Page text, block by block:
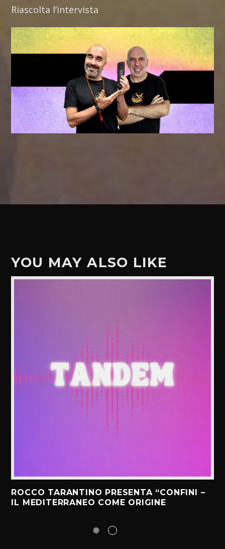
Riascolta l’intervista
YOU MAY ALSO LIKE
ROCCO TARANTINO PRESENTA “CONFINI –
IL MEDITERRANEO COME ORIGINE